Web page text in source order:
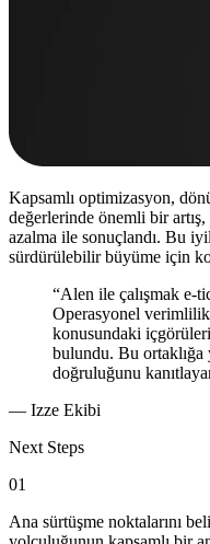
Kapsamlı optimizasyon,
değerlerinde önemli bir
azalma ile sonuçlandı. Bu
sürdürülebilir büyüme için
“Alen ile çalışmak e-
Operasyonel
konusundaki
bulundu. Bu ortaklığa
doğruluğunu
— Izze Ekibi
Next Steps
01
Ana sürtüşme noktalarını